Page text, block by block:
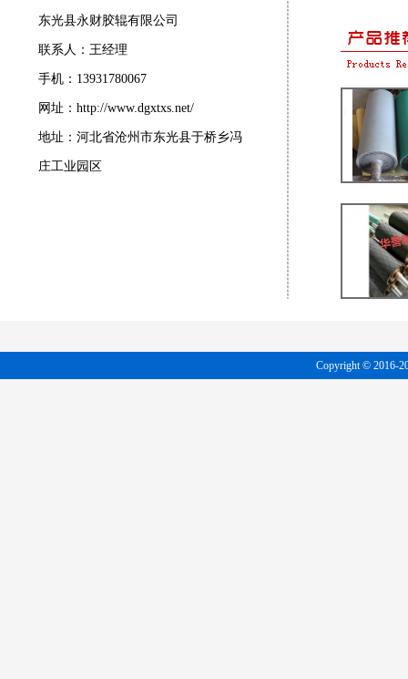
东光县永财胶辊有限公司
联系人：王经理
手机：13931780067
网址：http://www.dgxtxs.net/
地址：河北省沧州市东光县于桥乡冯
庄工业园区
Copyright © 2016-